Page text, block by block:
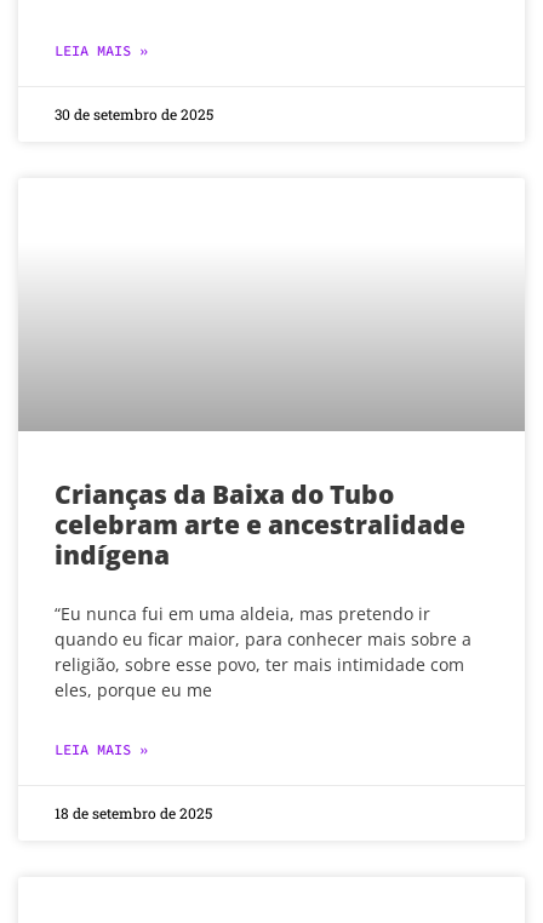
LEIA MAIS »
30 de setembro de 2025
Crianças da Baixa do Tubo
celebram arte e ancestralidade
indígena
“Eu nunca fui em uma aldeia, mas pretendo ir
quando eu ficar maior, para conhecer mais sobre a
religião, sobre esse povo, ter mais intimidade com
eles, porque eu me
LEIA MAIS »
18 de setembro de 2025